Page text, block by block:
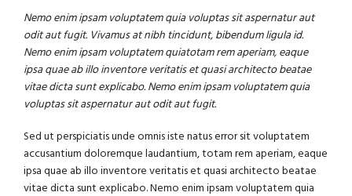
Nemo enim ipsam voluptatem quia voluptas sit aspernatur aut
odit aut fugit. Vivamus at nibh tincidunt, bibendum ligula id.
Nemo enim ipsam voluptatem quiatotam rem aperiam, eaque
ipsa quae ab illo inventore veritatis et quasi architecto beatae
vitae dicta sunt explicabo. Nemo enim ipsam voluptatem quia
voluptas sit aspernatur aut odit aut fugit.
Sed ut perspiciatis unde omnis iste natus error sit voluptatem
accusantium doloremque laudantium, totam rem aperiam, eaque
ipsa quae ab illo inventore veritatis et quasi architecto beatae
vitae dicta sunt explicabo. Nemo enim ipsam voluptatem quia